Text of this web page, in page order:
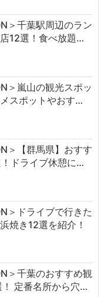
＞千葉駅周辺のラン
12選！食べ放題…
＞嵐山の観光スポッ
スポットやおす…
＞【群馬県】おすす
ドライブ休憩に…
＞ドライブで行きた
焼き12選を紹介！
＞千葉のおすすめ観
定番名所から穴…